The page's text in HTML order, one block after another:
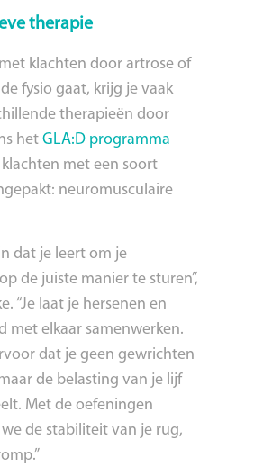
therapie
klachten door artrose of
fysio gaat, krijg je vaak
therapieën door
het GLA:D programma
met een soort
neuromusculaire
dat je leert om je
de juiste manier te sturen”,
“Je laat je hersenen en
met elkaar samenwerken.
dat je geen gewrichten
de belasting van je lijf
Met de oefeningen
de stabiliteit van je rug,